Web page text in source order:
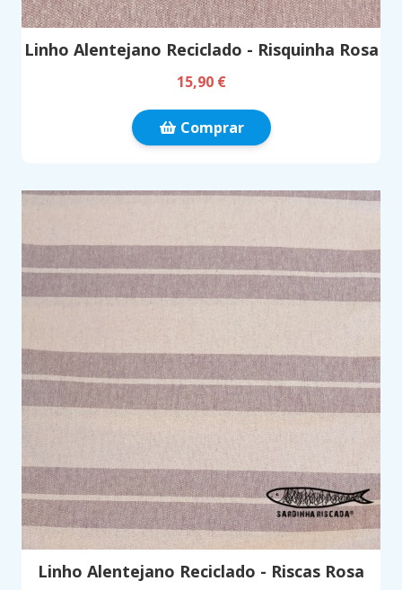
Linho Alentejano Reciclado - Risquinha Rosa
15,90 €
Comprar
Linho Alentejano Reciclado - Riscas Rosa